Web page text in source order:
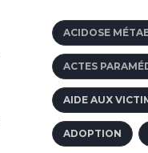
ACIDOSE
ACTES
AIDE AUX
ADOPTION